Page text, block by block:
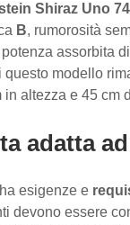
Shiraz Uno
B, rumorosità
assorbita di
questo modello
in altezza e 45 cm
adatta
esigenze e
devono essere